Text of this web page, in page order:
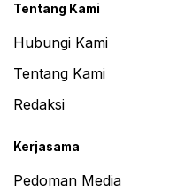
Tentang Kami
Hubungi Kami
Tentang Kami
Redaksi
Kerjasama
Pedoman Media